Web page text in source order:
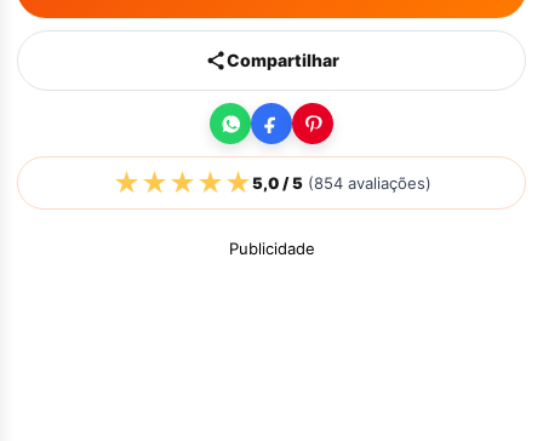
Compartilhar
★★★★★5,0/ 5(854avaliações)
Publicidade